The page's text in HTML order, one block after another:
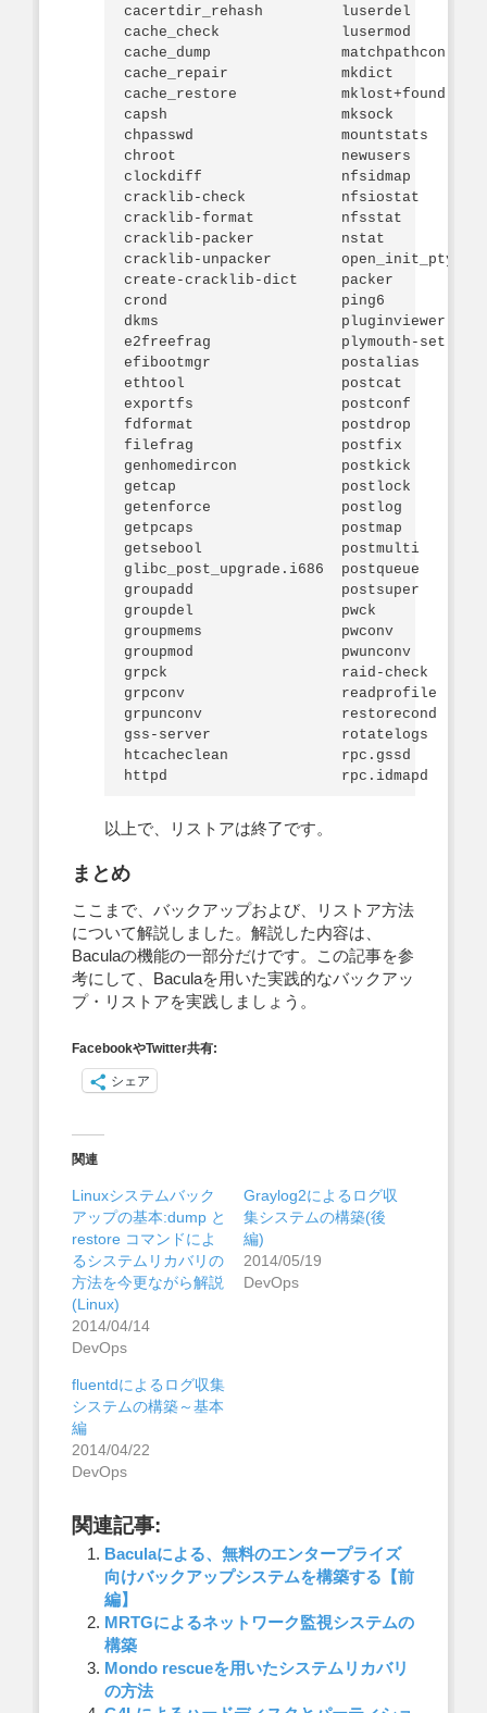
cacertdir_rehash         luserdel
cache_check              lusermod
cache_dump               matchpathcon
cache_repair             mkdict
cache_restore            mklost+found
capsh                    mksock
chpasswd                 mountstats
chroot                   newusers
clockdiff                nfsidmap
cracklib-check           nfsiostat
cracklib-format          nfsstat
cracklib-packer          nstat
cracklib-unpacker        open_init_pty
create-cracklib-dict     packer
crond                    ping6
dkms                     pluginviewer
e2freefrag               plymouth-set-
efibootmgr               postalias
ethtool                  postcat
exportfs                 postconf
fdformat                 postdrop
filefrag                 postfix
genhomedircon            postkick
getcap                   postlock
getenforce               postlog
getpcaps                 postmap
getsebool                postmulti
glibc_post_upgrade.i686  postqueue
groupadd                 postsuper
groupdel                 pwck
groupmems                pwconv
groupmod                 pwunconv
grpck                    raid-check
grpconv                  readprofile
grpunconv                restorecond
gss-server               rotatelogs
htcacheclean             rpc.gssd
以上で、リストアは終了です。
まとめ
ここまで、バックアップおよび、リストア方法
について解説しました。解説した内容は、
Baculaの機能の一部分だけです。この記事を参
考にして、Baculaを用いた実践的なバックアッ
プ・リストアを実践しましょう。
FacebookやTwitter共有:
シェア
関連
Linuxシステムバック
アップの基本:dump と
restore コマンドによ
るシステムリカバリの
方法を今更ながら解説
(Linux)
2014/04/14
DevOps
Graylog2によるログ収
集システムの構築(後
編)
2014/05/19
DevOps
fluentdによるログ収集
システムの構築～基本
編
2014/04/22
DevOps
関連記事:
Baculaによる、無料のエンタープライズ
向けバックアップシステムを構築する【前
編】
MRTGによるネットワーク監視システムの
構築
Mondo rescueを用いたシステムリカバリ
の方法